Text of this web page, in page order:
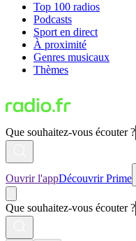
Top 100 radios
Podcasts
Sport en direct
À proximité
Genres musicaux
Thèmes
Que souhaitez-vous écouter ?
Ouvrir l'appDécouvrir Prime
Que souhaitez-vous écouter ?